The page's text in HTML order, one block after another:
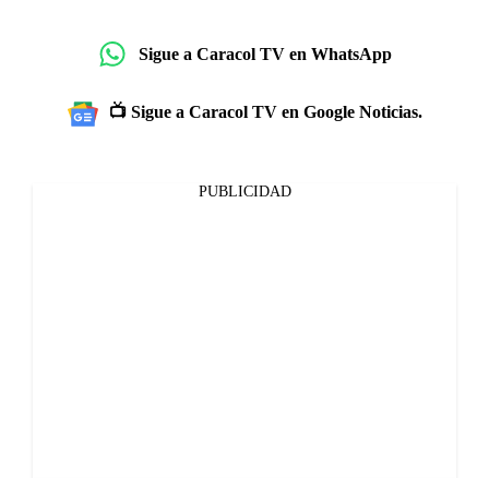
Sigue a Caracol TV en WhatsApp
📺 Sigue a Caracol TV en Google Noticias.
PUBLICIDAD